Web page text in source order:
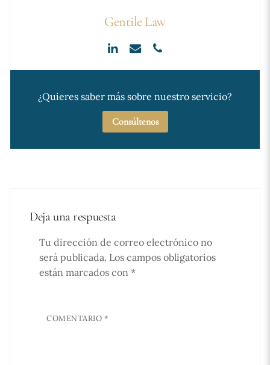
Gentile Law
¿Quieres saber más sobre nuestro servicio?
Consúltenos
Deja una respuesta
Tu dirección de correo electrónico no
será publicada. Los campos obligatorios
están marcados con *
COMENTARIO *